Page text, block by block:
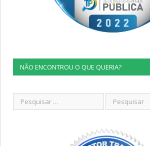
NÃO ENCONTROU O QUE QUERIA?